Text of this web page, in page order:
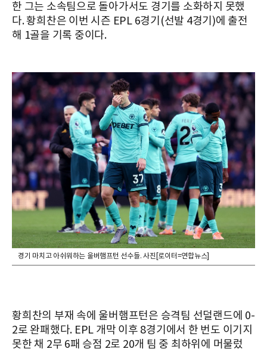
한 그는 소속팀으로 돌아가서도 경기를 소화하지 못했
다. 황희찬은 이번 시즌 EPL 6경기(선발 4경기)에 출전
해 1골을 기록 중이다.
경기 마치고 아쉬워하는 울버햄프턴 선수들. 사진[로이터=연합뉴스]
황희찬의 부재 속에 울버햄프턴은 승격팀 선덜랜드에 0-
2로 완패했다. EPL 개막 이후 8경기에서 한 번도 이기지
못한 채 2무 6패 승점 2로 20개 팀 중 최하위에 머물렀